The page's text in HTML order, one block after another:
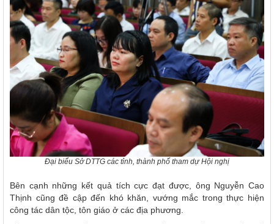
Đại biểu Sở DTTG các tỉnh, thành phố tham dự Hội nghị
Bên cạnh những kết quả tích cực đạt được, ông Nguyễn Cao
Thịnh cũng đề cập đến khó khăn, vướng mắc trong thực hiện
công tác dân tộc, tôn giáo ở các địa phương.